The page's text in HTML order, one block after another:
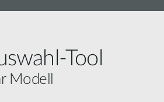
Tool
Modell